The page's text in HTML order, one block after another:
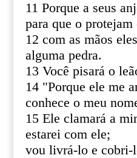
11 Porque a seus
para que o
12 com as mãos
alguma pedra.
13 Você pisará o
14 "Porque ele me
conhece o meu
15 Ele clamará a
estarei com ele;
vou livrá-lo e cobri-